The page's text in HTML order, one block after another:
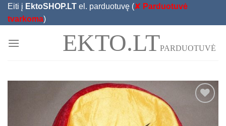
Skip
Eiti į EktoSHOP.LT el. parduotuvę (✘ Parduotuvė
tvarkoma)
EKTO.LTPARDUOTUVĖ